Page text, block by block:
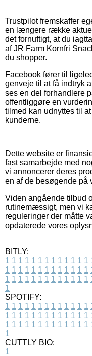
Trustpilot fremskaffer
en længere række
det fornuftigt, at du
af JR Farm Kornfri
du shopper.
Facebook fører til
genveje til at få indtryk
ses en del forhandlere
offentliggøre en
tilmed kan udnyttes til
kunderne.
Dette website er
fast samarbejde med
vi annoncerer deres
en af de besøgende på
Viden angående tilbud
rutinemæssigt, men vi
reguleringer der måtte
opdaterede vores
BITLY:
1 1 1 1 1 1 1 1 1 1 1 1 1
1 1 1 1 1 1 1 1 1 1 1 1 1
1 1 1 1 1 1 1 1 1 1 1 1 1
1
SPOTIFY:
1 1 1 1 1 1 1 1 1 1 1 1 1
1 1 1 1 1 1 1 1 1 1 1 1 1
1 1 1 1 1 1 1 1 1 1 1 1 1
1
CUTTLY BIO:
1